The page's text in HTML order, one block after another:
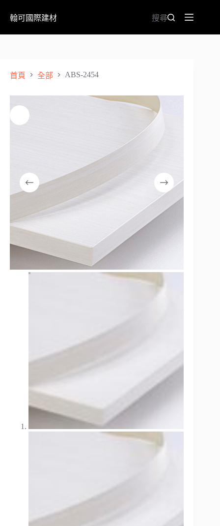
翰可國際建材 搜尋
首頁 全部 ABS-2454